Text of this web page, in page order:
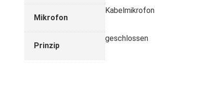
Mikrofon
Kabelmikrofon
Prinzip
geschlossen